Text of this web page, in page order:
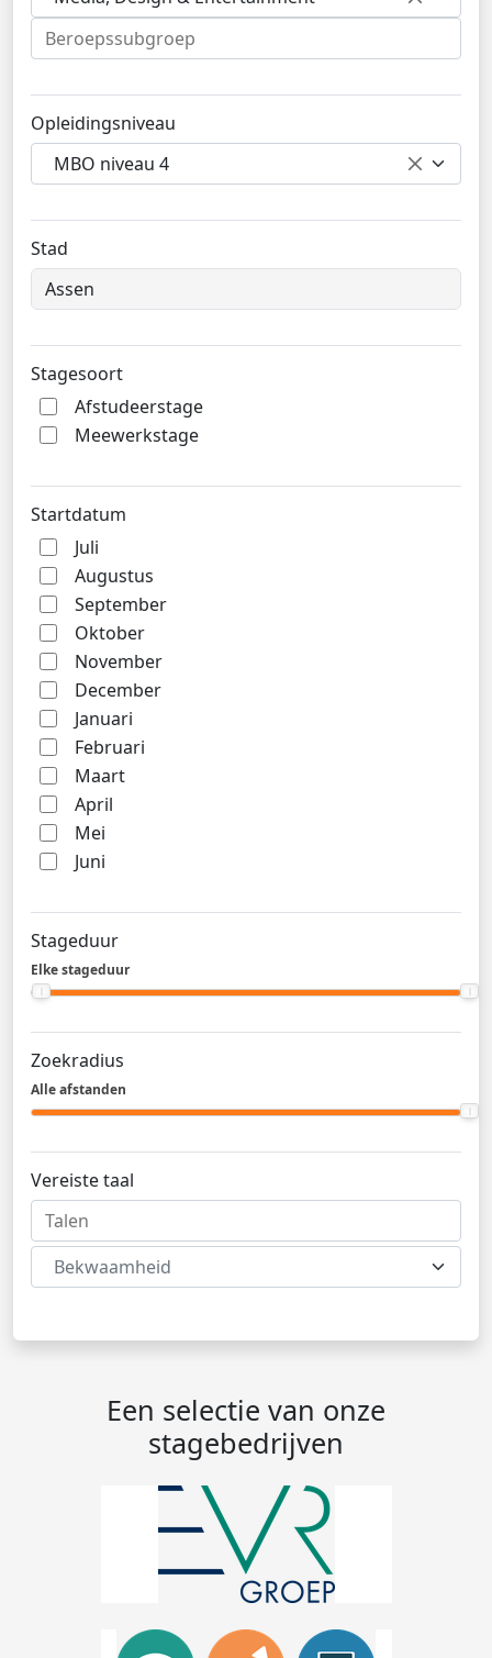
Opleidingsniveau
MBO niveau 4
Stad
Stagesoort
Afstudeerstage
Meewerkstage
Startdatum
Juli
Augustus
September
Oktober
November
December
Januari
Februari
Maart
April
Mei
Juni
Stageduur
Elke stageduur
Zoekradius
Alle afstanden
Vereiste taal
Bekwaamheid
Een selectie van onze
stagebedrijven